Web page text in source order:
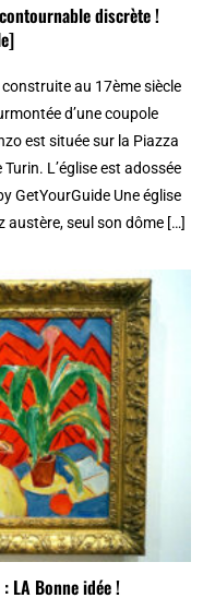
discrète !
au 17ème siècle
d’une coupole
est située sur la Piazza
L’église est adossée
GetYourGuide Une église
austère, seul son dôme […]
LA Bonne idée !